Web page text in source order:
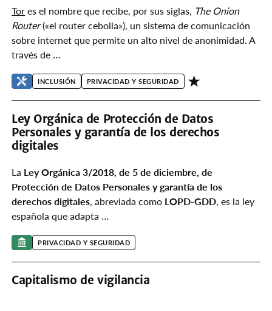
Tor es el nombre que recibe, por sus siglas, The Onion
Router(«el router cebolla»), un sistema de comunicación
sobre internet que permite un alto nivel de anonimidad. A
través de …
INCLUSIÓN PRIVACIDAD Y SEGURIDAD
Ley Orgánica de Protección de Datos
Personales y garantía de los derechos
digitales
La Ley Orgánica 3/2018, de 5 de diciembre, de
Protección de Datos Personales y garantía de los
derechos digitales , abreviada como LOPD-GDD , es la ley
española que adapta …
PRIVACIDAD Y SEGURIDAD
Capitalismo de vigilancia